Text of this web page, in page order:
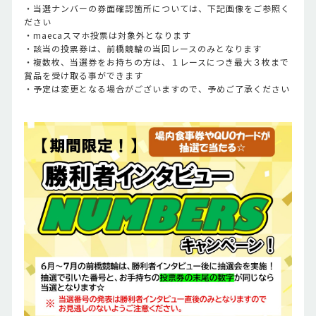
・当選ナンバーの券面確認箇所については、下記画像をご参照く
ださい
・maecaスマホ投票は対象外となります
・該当の投票券は、前橋競輪の当回レースのみとなります
・複数枚、当選券をお持ちの方は、１レースにつき最大３枚まで
賞品を受け取る事ができます
・予定は変更となる場合がございますので、予めご了承ください